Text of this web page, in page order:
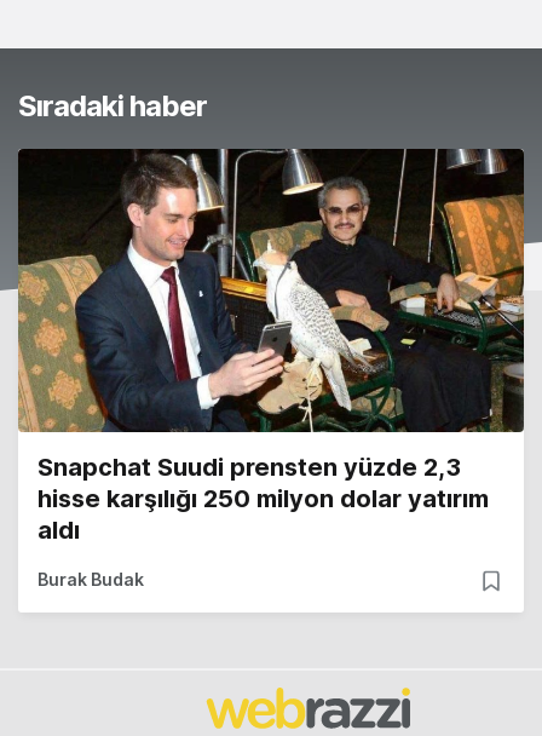
Sıradaki haber
Snapchat Suudi prensten yüzde 2,3
hisse karşılığı 250 milyon dolar yatırım
aldı
Burak Budak